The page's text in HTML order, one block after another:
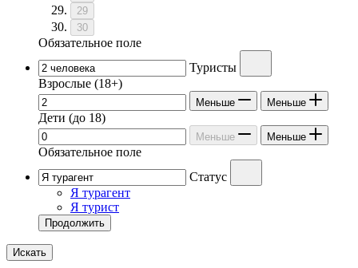
29
30
Обязательное поле
Туристы
Взрослые (18+)
Меньше Меньше
Дети (до 18)
Меньше Меньше
Обязательное поле
Статус
Я турагент
Я турист
Продолжить
Искать